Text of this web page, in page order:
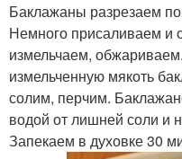
Баклажаны разрезаем
Немного присаливаем и
измельчаем,
измельченную мякоть
солим, перчим.
водой от лишней соли и
Запекаем в духовке 30